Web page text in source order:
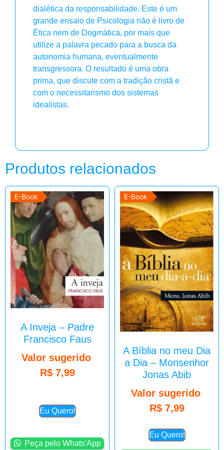
dialética da responsabilidade. Este é um
grande ensaio de Psicologia não é livro de
Ética nem de Dogmática, por mais que
utilize a palavra pecado para a busca da
autonomia humana, eventualmente
transgressora. O resultado é uma obra
prima, que discute com a tradição cristã e
com o necessitarismo dos sistemas
idealistas.
Produtos relacionados
E-Book
A Inveja – Padre
Francisco Faus
Valor sugerido
R$7,99
Eu Quero!
Peça pelo Whats'App
E-Book
A Bíblia no meu Dia
a Dia – Monsenhor
Jonas Abib
Valor sugerido
R$7,99
Eu Quero!